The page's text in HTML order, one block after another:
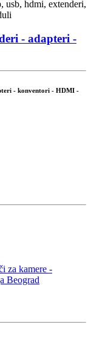
- adapteri -
- konventori - HDMI -